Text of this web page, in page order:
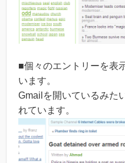
■個々のエントリーを表
います。
Gmailを開いているみた
れています。